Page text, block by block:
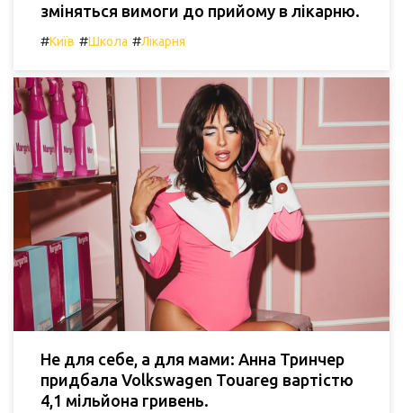
зміняться вимоги до прийому в лікарню.
#Київ #Школа #Лікарня
Не для себе, а для мами: Анна Тринчер
придбала Volkswagen Touareg вартістю
4,1 мільйона гривень.